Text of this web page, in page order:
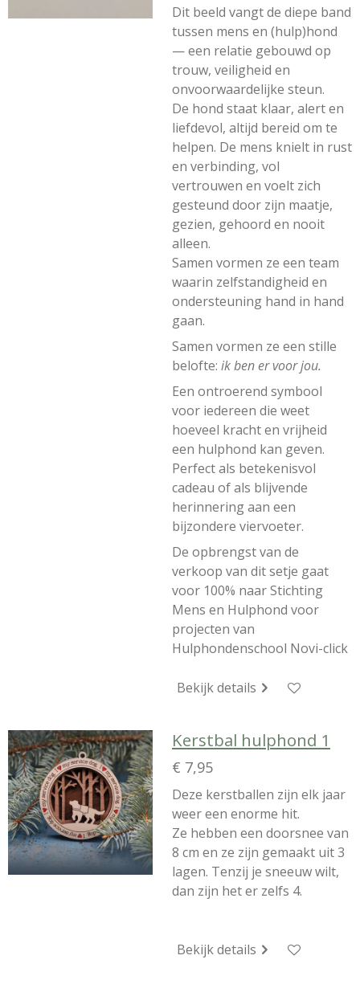
Dit beeld vangt de diepe band
tussen mens en (hulp)hond
— een relatie gebouwd op
trouw, veiligheid en
onvoorwaardelijke steun.
De hond staat klaar, alert en
liefdevol, altijd bereid om te
helpen. De mens knielt in rust
en verbinding, vol
vertrouwen en voelt zich
gesteund door zijn maatje,
gezien, gehoord en nooit
alleen.
Samen vormen ze een team
waarin zelfstandigheid en
ondersteuning hand in hand
gaan.
Samen vormen ze een stille
belofte: ik ben er voor jou.
Een ontroerend symbool
voor iedereen die weet
hoeveel kracht en vrijheid
een hulphond kan geven.
Perfect als betekenisvol
cadeau of als blijvende
herinnering aan een
bijzondere viervoeter.
De opbrengst van de
verkoop van dit setje gaat
voor 100% naar Stichting
Mens en Hulphond voor
projecten van
Hulphondenschool Novi-click
Bekijk details
Kerstbal hulphond 1
€ 7,95
Deze kerstballen zijn elk jaar
weer een enorme hit.
Ze hebben een doorsnee van
8 cm en ze zijn gemaakt uit 3
lagen. Tenzij je sneeuw wilt,
dan zijn het er zelfs 4.
Bekijk details